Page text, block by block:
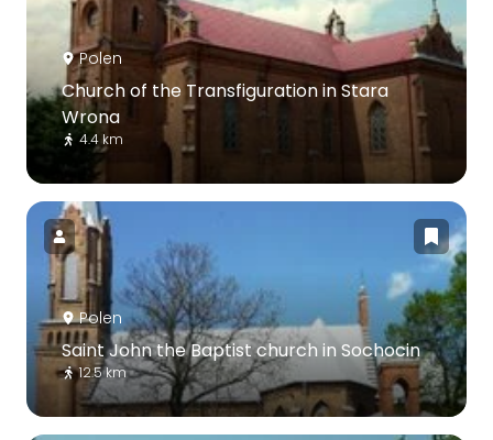
Polen
Church of the Transfiguration in Stara
Wrona
4.4 km
Polen
Saint John the Baptist church in Sochocin
12.5 km